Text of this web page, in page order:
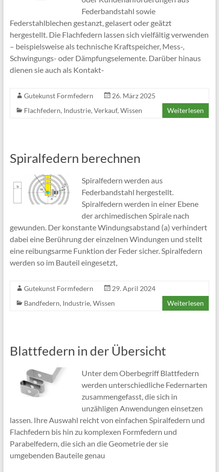
Federbandstahl sowie
Federstahlblechen gestanzt, gelasert oder geätzt
hergestellt. Die Flachfedern lassen sich vielfältig verwenden
– beispielsweise als technische Kraftspeicher, Mess-,
Schwingungs- oder Dämpfungselemente. Darüber hinaus
dienen sie auch als Kontakt-
Gutekunst Formfedern
26. März 2025
Flachfedern, Industrie, Verkauf, Wissen Weiterlesen
Spiralfedern berechnen
Spiralfedern werden aus
Federbandstahl hergestellt.
Spiralfedern werden in einer Ebene
der archimedischen Spirale nach
gewunden. Der konstante Windungsabstand (a) verhindert
dabei eine Berührung der einzelnen Windungen und stellt
eine reibungsarme Funktion der Feder sicher. Spiralfedern
werden so im Bauteil eingesetzt,
Gutekunst Formfedern
29. April 2024
Bandfedern, Industrie, Wissen Weiterlesen
Blattfedern in der Übersicht
Unter dem Oberbegriff Blattfedern
werden unterschiedliche Federnarten
zusammengefasst, die sich in
unzähligen Anwendungen einsetzen
lassen. Ihre Auswahl reicht von einfachen Spiralfedern und
Flachfedern bis hin zu komplexen Formfedern und
Parabelfedern, die sich an die Geometrie der sie
umgebenden Bauteile genau